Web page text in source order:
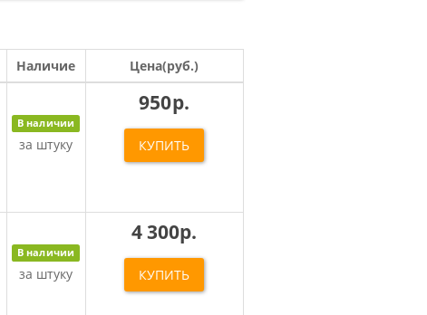
Наличие Цена(руб.)
В наличии
за штуку
950р.
КУПИТЬ
В наличии
за штуку
4 300р.
КУПИТЬ